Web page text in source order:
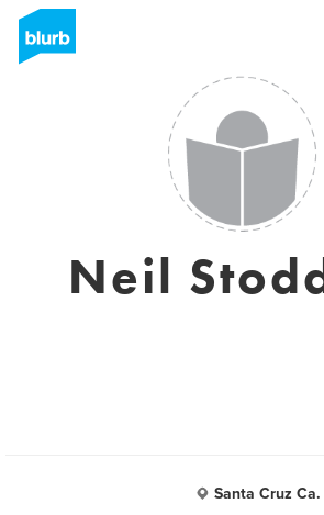
Neil
Santa Cruz Ca.